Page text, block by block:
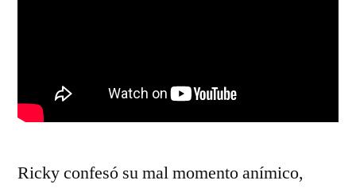
Ricky confesó su mal momento anímico,